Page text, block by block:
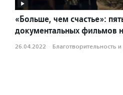
«Больше, чем счастье»:
документальных фильмов
26.04.2022 · Благотвори­тель­ность